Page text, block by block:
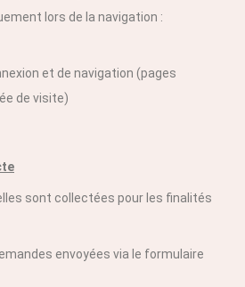
lors de la navigation :
et de navigation (pages
de visite)
sont collectées pour les finalités
envoyées via le formulaire